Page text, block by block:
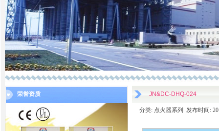
荣誉资质 JN&DC-DHQ-024
分类: 点火器系列 发布时间: